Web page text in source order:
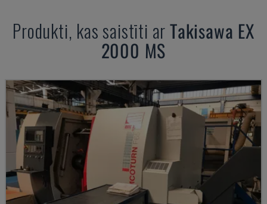
Produkti, kas saistīti arTakisawa EX
2000 MS